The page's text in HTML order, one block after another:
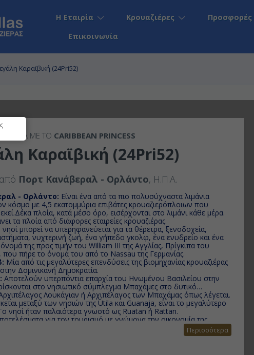
Η Εταιρία Κρουαζιέρες Προσφορές
Επικοινωνία
Καραϊβική (24Pri52)
ΜΕ ΤΟ CARIBBEAN PRINCESS
Καραϊβική (24Pri52)
Πορτ Κανάβεραλ - Ορλάντο, Η.Π.Α.
- Ορλάντο: Είναι ένα από τα πιο πολυσύχναστα λιμάνια
κόσμο με 4,5 εκατομμύρια επιβάτες κρουαζιερόπλοιων που
πλοία, κατά μέσο όρο, εισέρχονται στο λιμάνι κάθε μέρα.
τα πλοία από διάφορες εταιρείες κρουαζιέρας.
μπορεί να υπερηφανεύεται για τα θέρετρα, ξενοδοχεία,
νυχτερινή ζωή, ένα γήπεδο γκολφ, ένα ενυδρείο και ένα
της προς τιμήν του William III της Αγγλίας, Πρίγκιπα του
πήρε το όνομά του από το Nassau της Γερμανίας.
Μία από τις μεγαλύτερες επενδύσεις της βιομηχανίας κρουαζιέρας
Δομινικανή Δημοκρατία.
Αποτελούν υπερπόντια επαρχία του Ηνωμένου Βασιλείου στην
στο νησιωτικό σύμπλεγμα Μπαχάμες στο δυτικό
Λουκάγιαν ή Αρχιπέλαγος των Μπαχάμας όπως λέγεται.
μεταξύ των νησιών της Útila και Guanaja, είναι το μεγαλύτερο
νησί ήταν παλαιότερα γνωστό ως Ruatan ή Rattan.
για τον τουρισμό με γνώμονα την οικονομία της
σημαντικά, καθώς για πρώτη φορά στην ιστορία του, το Μπελίζ τη
Περισσότερα